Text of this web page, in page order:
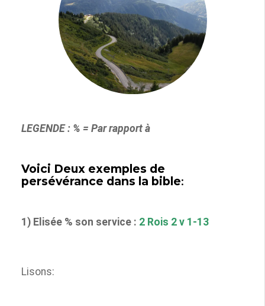
LEGENDE : % = Par rapport à
Voici Deux exemples de
persévérance dans la bible:
1) Elisée % son service : 2 Rois 2 v 1-13
Lisons: